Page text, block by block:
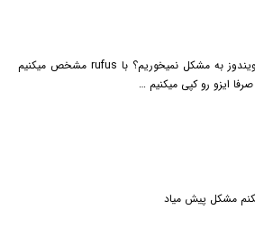
تو بحث gpt یا more بودن ویندوز به مشکل نمیخوریم؟ با rufus مشخص میکنیم
ایزو رو کپی میکنیم …
مشکل پیش میاد